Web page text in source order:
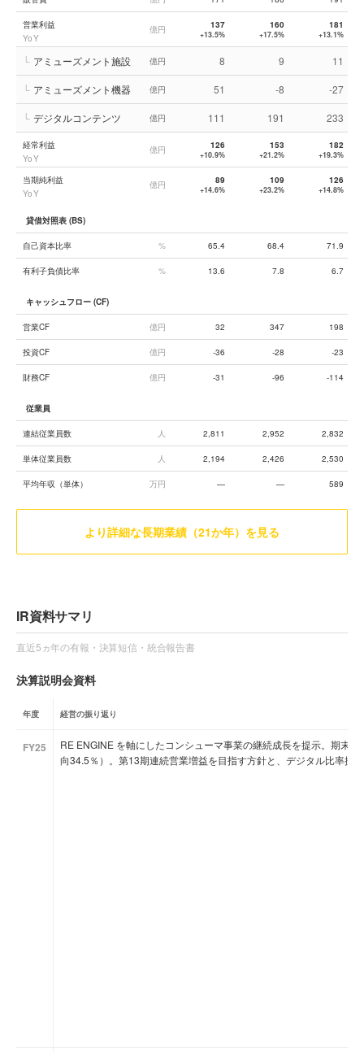
営業利益
YoY
億円 137
+13.5%
160
+17.5%
181
+13.1%
└ アミューズメント施設 億円 8 9 11
└ アミューズメント機器 億円 51 -8 -27
└ デジタルコンテンツ 億円 111 191 233
経常利益
YoY
億円 126
+10.9%
153
+21.2%
182
+19.3%
当期純利益
YoY
億円 89
+14.6%
109
+23.2%
126
+14.8%
貸借対照表 (BS)
自己資本比率 % 65.4 68.4 71.9
有利子負債比率 % 13.6 7.8 6.7
キャッシュフロー (CF)
営業CF 億円 32 347 198
投資CF 億円 -36 -28 -23
財務CF 億円 -31 -96 -114
従業員
連結従業員数 人 2,811 2,952 2,832
単体従業員数 人 2,194 2,426 2,530
平均年収（単体） 万円 — — 589
より詳細な長期業績（21か年）を見る
IR資料サマリ
直近5ヵ年の有報・決算短信・統合報告書
決算説明会資料
年度 経営の振り返り
FY25
RE ENGINE を軸にしたコンシューマ事業の継続成長を提示。期末
向34.5％）。第13期連続営業増益を目指す方針と、デジタル比率拡